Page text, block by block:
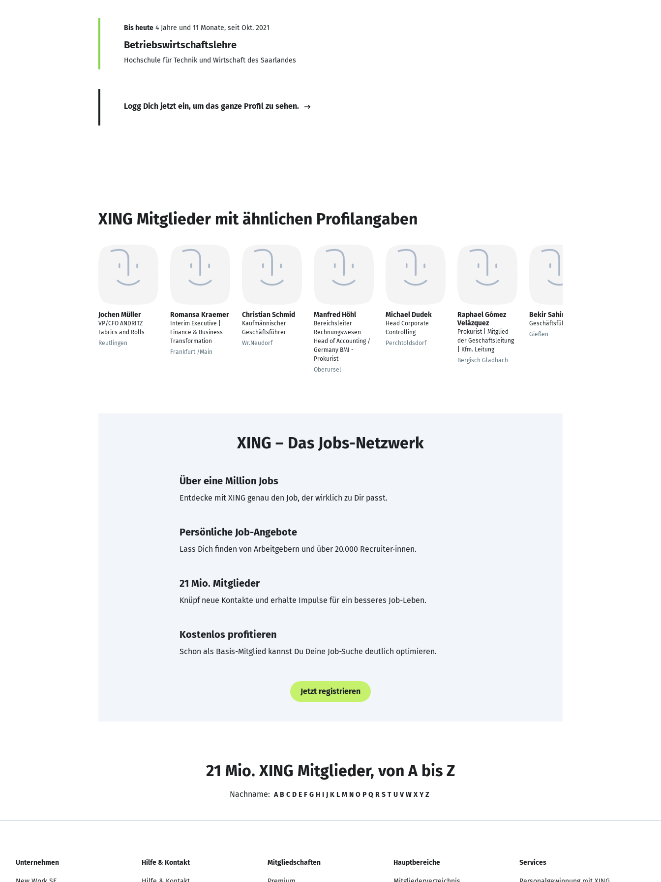
Bis heute 4 Jahre und 11 Monate, seit Okt. 2021
Betriebswirtschaftslehre
Hochschule für Technik und Wirtschaft des Saarlandes
Logg Dich jetzt ein, um das ganze Profil zu sehen.
XING Mitglieder mit ähnlichen Profilangaben
Jochen Müller
VP/CFO ANDRITZ
Fabrics and Rolls
Reutlingen
Romansa Kraemer
Interim Executive |
Finance & Business
Transformation
Frankfurt /Main
Christian Schmid
Kaufmännischer
Geschäftsführer
Wr.Neudorf
Manfred Höhl
Bereichsleiter
Rechnungswesen -
Head of Accounting /
Germany BMI -
Prokurist
Oberursel
Michael Dudek
Head Corporate
Controlling
Perchtoldsdorf
Raphael Gómez
Velázquez
Prokurist | Mitglied
der Geschäftsleitung
| Kfm. Leitung
Bergisch Gladbach
Bekir Sahin
Geschäftsführer
Gießen
XING – Das Jobs-Netzwerk
Über eine Million Jobs
Entdecke mit XING genau den Job, der wirklich zu Dir passt.
Persönliche Job-Angebote
Lass Dich finden von Arbeitgebern und über 20.000 Recruiter·innen.
21 Mio. Mitglieder
Knüpf neue Kontakte und erhalte Impulse für ein besseres Job-Leben.
Kostenlos profitieren
Schon als Basis-Mitglied kannst Du Deine Job-Suche deutlich optimieren.
Jetzt registrieren
21 Mio. XING Mitglieder, von A bis Z
Nachname: A B C D E F G H I J K L M N O P Q R S T U V W X Y Z
Unternehmen Hilfe & Kontakt Mitgliedschaften Hauptbereiche Services